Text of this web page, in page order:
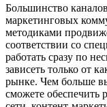
Большинство
маркетинговых
методиками
соответствии со
работать сразу по
зависеть только от
рынке. Чем больше
сможете обеспечить